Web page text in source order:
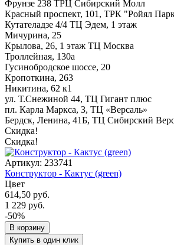
Фрунзе 238 ТРЦ Сибирский Молл
Красный проспект, 101, ТРК "Ройял
Кутателадзе 4/4 ТЦ Эдем, 1 этаж
Мичурина, 25
Крылова, 26, 1 этаж ТЦ Москва
Троллейная, 130а
Гусинобродское шоссе, 20
Кропоткина, 263
Никитина, 62 к1
ул. Т.Снежиной 44, ТЦ Гигант плюс
пл. Карла Маркса, 3, ТЦ «Версаль»
Бердск, Ленина, 41Б, ТЦ Сибирский
Скидка!
Скидка!
Артикул: 233741
Конструктор - Кактус (green)
Цвет
614,50 руб.
1 229 руб.
-50%
В корзину
Купить в один клик